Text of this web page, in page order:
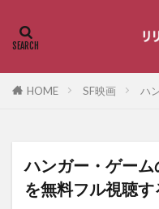
HOME SF映画 ハ
ハンガー・ゲーム
を無料フル視聴す